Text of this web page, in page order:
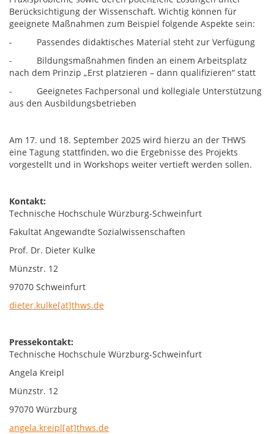
Berücksichtigung der Wissenschaft. Wichtig können für
geeignete Maßnahmen zum Beispiel folgende Aspekte sein:
- Passendes didaktisches Material steht zur Verfügung
- Bildungsmaßnahmen finden an einem Arbeitsplatz
nach dem Prinzip „Erst platzieren – dann qualifizieren“ statt
- Geeignetes Fachpersonal und kollegiale Unterstützung
aus den Ausbildungsbetrieben
Am 17. und 18. September 2025 wird hierzu an der THWS
eine Tagung stattfinden, wo die Ergebnisse des Projekts
vorgestellt und in Workshops weiter vertieft werden sollen.
Kontakt:
Technische Hochschule Würzburg-Schweinfurt
Fakultät Angewandte Sozialwissenschaften
Prof. Dr. Dieter Kulke
Münzstr. 12
97070 Schweinfurt
dieter.kulke[at]thws.de
Pressekontakt:
Technische Hochschule Würzburg-Schweinfurt
Angela Kreipl
Münzstr. 12
97070 Würzburg
angela.kreipl[at]thws.de